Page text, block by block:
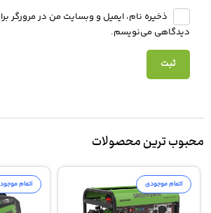
ذخیره نام، ایمیل و وبسایت من در مرورگر
دیدگاهی می‌نویسم.
محبوب ترین محصولات
اتمام موجودی اتمام